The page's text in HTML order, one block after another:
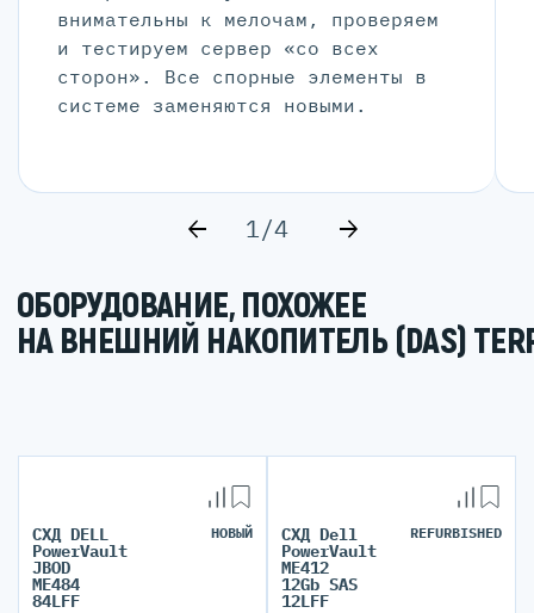
внимательны к мелочам, проверяем
и тестируем сервер «со всех
сторон». Все спорные элементы в
системе заменяются новыми.
1/4
ОБОРУДОВАНИЕ, ПОХОЖЕЕ
НА ВНЕШНИЙ НАКОПИТЕЛЬ (DAS)
СХД DELL
PowerVault
JBOD
ME484
84LFF
НОВЫЙ СХД Dell
PowerVault
ME412
12Gb SAS
12LFF
REFURBISHED